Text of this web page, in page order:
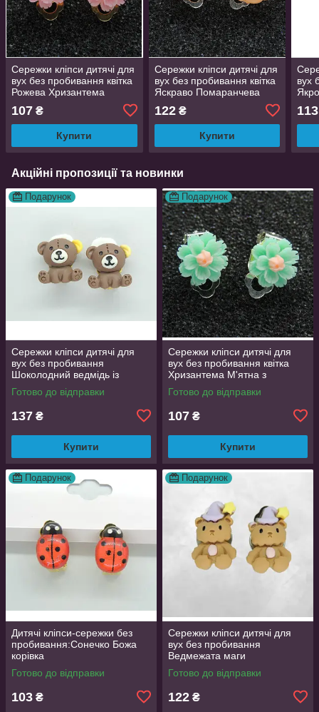
Сережки кліпси дитячі для
вух без пробивання квітка
Рожева Хризантема
107 ₴
Купити
Сережки кліпси дитячі для
вух без пробивання квітка
Яскраво Помаранчева
122₴
Купити
вух
113
Акційні пропозиції та новинки
Подарунок
Сережки кліпси дитячі для
вух без пробивання
Шоколодний ведмідь із
жовтим вушком
Готово до відправки
137 ₴
Купити
Подарунок
Сережки кліпси дитячі для
вух без пробивання квітка
Хризантема М'ятна з
рожевою
Готово до відправки
107 ₴
Купити
Подарунок
Дитячі кліпси-сережки без
пробивання:Сонечко Божа
корівка
Готово до відправки
103 ₴
Подарунок
Сережки кліпси дитячі для
вух без пробивання
Ведмежата маги
Готово до відправки
122 ₴